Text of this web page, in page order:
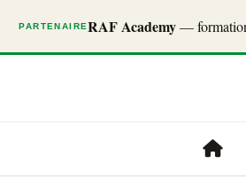
PARTENAIRERAF Academy—